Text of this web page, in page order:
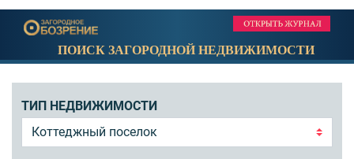
ПОИСК ЗАГОРОДНОЙ НЕДВИЖИМОСТИ
ТИП НЕДВИЖИМОСТИ